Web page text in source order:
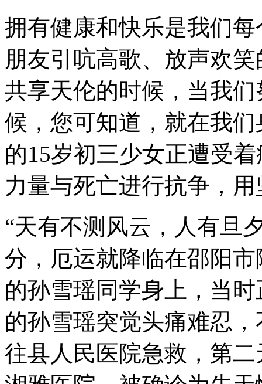
拥有健康和快乐是我们
朋友引吭高歌、放声欢
共享天伦的时候，当我
候，您可知道，就在我
的15岁初三少女正遭受
力量与死亡进行抗争，
“天有不测风云，人有旦
分，厄运就降临在邵阳
的孙雪瑶同学身上，当
的孙雪瑶突觉头痛难忍
往县人民医院急救，第